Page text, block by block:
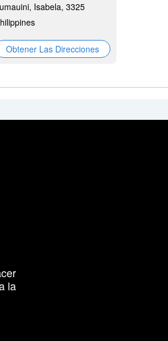
Isabela, 3325
Obtener Las Direcciones
la